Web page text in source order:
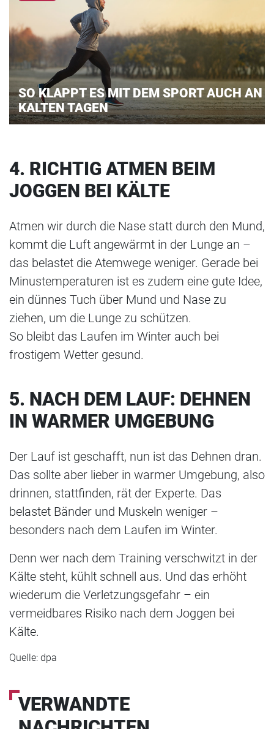
SO KLAPPT ES MIT DEM SPORT AUCH AN
KALTEN TAGEN
4. RICHTIG ATMEN BEIM
JOGGEN BEI KÄLTE
Atmen wir durch die Nase statt durch den Mund,
kommt die Luft angewärmt in der Lunge an –
das belastet die Atemwege weniger. Gerade bei
Minustemperaturen ist es zudem eine gute Idee,
ein dünnes Tuch über Mund und Nase zu
ziehen, um die Lunge zu schützen.
So bleibt das Laufen im Winter auch bei
frostigem Wetter gesund.
5. NACH DEM LAUF: DEHNEN
IN WARMER UMGEBUNG
Der Lauf ist geschafft, nun ist das Dehnen dran.
Das sollte aber lieber in warmer Umgebung, also
drinnen, stattfinden, rät der Experte. Das
belastet Bänder und Muskeln weniger –
besonders nach dem Laufen im Winter.
Denn wer nach dem Training verschwitzt in der
Kälte steht, kühlt schnell aus. Und das erhöht
wiederum die Verletzungsgefahr – ein
vermeidbares Risiko nach dem Joggen bei
Kälte.
Quelle: dpa
VERWANDTE